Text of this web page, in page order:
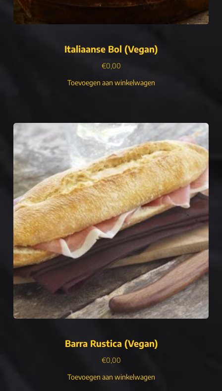
Italiaanse Bol (Vegan)
€0,00
Toevoegen aan winkelwagen
Barra Rustica (Vegan)
€0,00
Toevoegen aan winkelwagen